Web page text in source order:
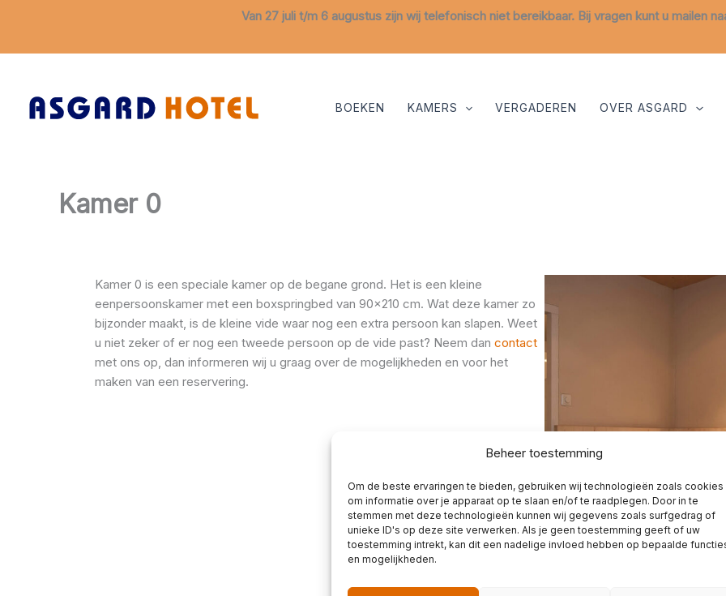
Beheer toestemming
Om de beste ervaringen te bieden, gebruiken wij technologieën zoals cookies
om informatie over je apparaat op te slaan en/of te raadplegen. Door in te
stemmen met deze technologieën kunnen wij gegevens zoals surfgedrag of
unieke ID's op deze site verwerken. Als je geen toestemming geeft of uw
toestemming intrekt, kan dit een nadelige invloed hebben op bepaalde
en mogelijkheden.
Van 27 juli t/m 6 augustus zijn wij telefonisch niet bereikbaar. Bij vragen kunt u mailen
inhoud
BOEKEN KAMERS VERGADEREN OVER ASGARD
Kamer 0
Kamer 0 is een speciale kamer op de begane grond. Het is een kleine
eenpersoonskamer met een boxspringbed van 90×210 cm. Wat deze kamer zo
bijzonder maakt, is de kleine vide waar nog een extra persoon kan slapen. Weet
u niet zeker of er nog een tweede persoon op de vide past? Neem dan contact
met ons op, dan informeren wij u graag over de mogelijkheden en voor het
maken van een reservering.